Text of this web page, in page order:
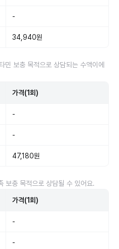
-
34,940원
보충 목적으로 상담되는 수액이에
가격(1회)
-
-
47,180원
보충 목적으로 상담될 수 있어요.
가격(1회)
-
-